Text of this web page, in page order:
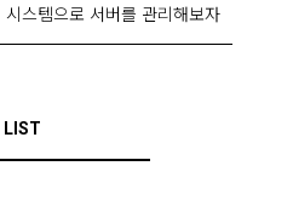
시스템으로 서버를 관리해보자
LIST